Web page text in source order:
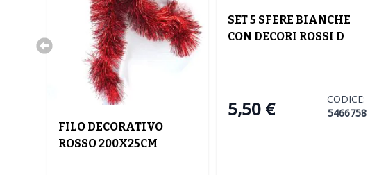
FILO DECORATIVO
ROSSO 200X25CM
SET 5 SFERE BIANCHE
CON DECORI ROSSI D
5,50 €
CODICE:
5466758